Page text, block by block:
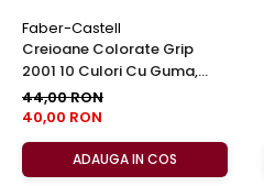
Faber-Castell
Creioane Colorate Grip
2001 10 Culori Cu Guma,
Faber-Castell
44,00 RON
40,00 RON
ADAUGA IN COS